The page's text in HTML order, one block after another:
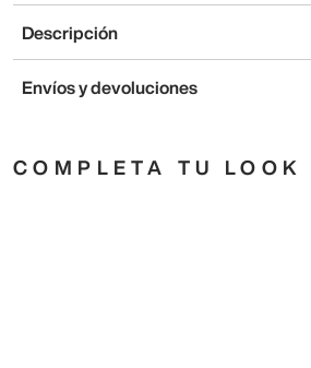
Descripción
Envíos y devoluciones
COMPLETA TU LOOK